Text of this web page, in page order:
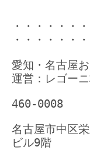
・・・・・・
・・・・・・
愛知・名古
運営：レゴー
460-0008
名古屋市中区
ビル9階